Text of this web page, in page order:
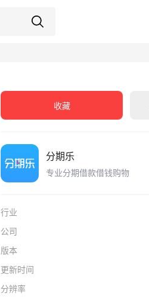
收藏
分期乐
专业分期借款借钱购物
行业
公司
版本
更新时间
分辨率